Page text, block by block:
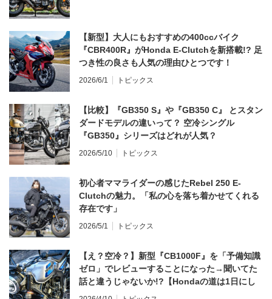
【新型】大人にもおすすめの400ccバイク
『CBR400R』がHonda E-Clutchを新搭載!? 足
つき性の良さも人気の理由ひとつです！
2026/6/1 トピックス
【比較】『GB350 S』や『GB350 C』 とスタン
ダードモデルの違いって？ 空冷シングル
『GB350』シリーズはどれが人気？
2026/5/10 トピックス
初心者ママライダーの感じたRebel 250 E-
Clutchの魅力。「私の心を落ち着かせてくれる
存在です」
2026/5/1 トピックス
【え？空冷？】新型『CB1000F』を「予備知識
ゼロ」でレビューすることになった→聞いてた
話と違うじゃないか!?【Hondaの道は1日にし
てならず／CB1000F ①第一印象 編】